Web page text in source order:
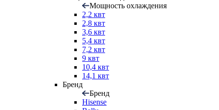
Мощность охлаждения
2,2 квт
2,8 квт
3,6 квт
5,4 квт
7,2 квт
9 квт
10,4 квт
14,1 квт
Бренд
Бренд
Hisense